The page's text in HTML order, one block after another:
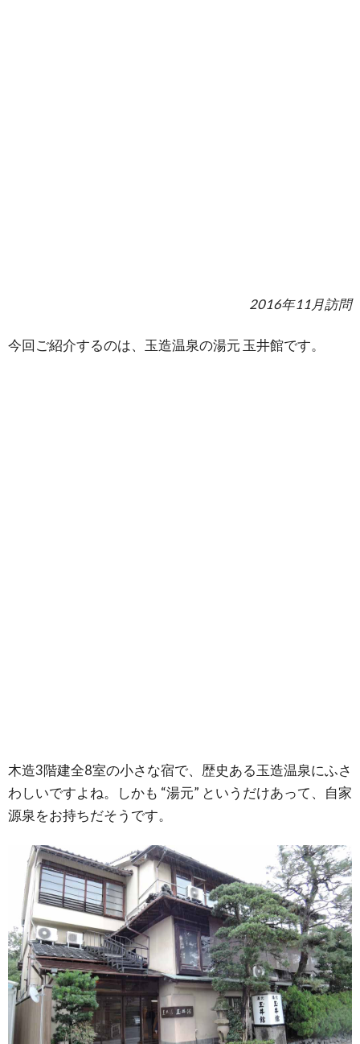
2016年11月訪問
今回ご紹介するのは、玉造温泉の湯元 玉井館です。
木造3階建全8室の小さな宿で、歴史ある玉造温泉にふさ
わしいですよね。しかも “湯元” というだけあって、自家
源泉をお持ちだそうです。